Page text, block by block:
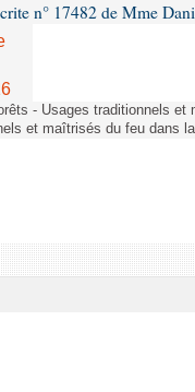
n° 17482 de Mme
- Usages traditionnels et
et maîtrisés du feu dans